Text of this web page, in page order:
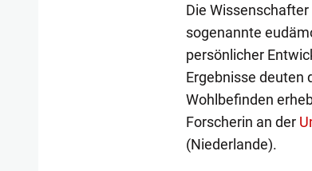
Die
sogenannte
persönlicher
Ergebnisse deuten
Wohlbefinden
Forscherin an der
(Niederlande).